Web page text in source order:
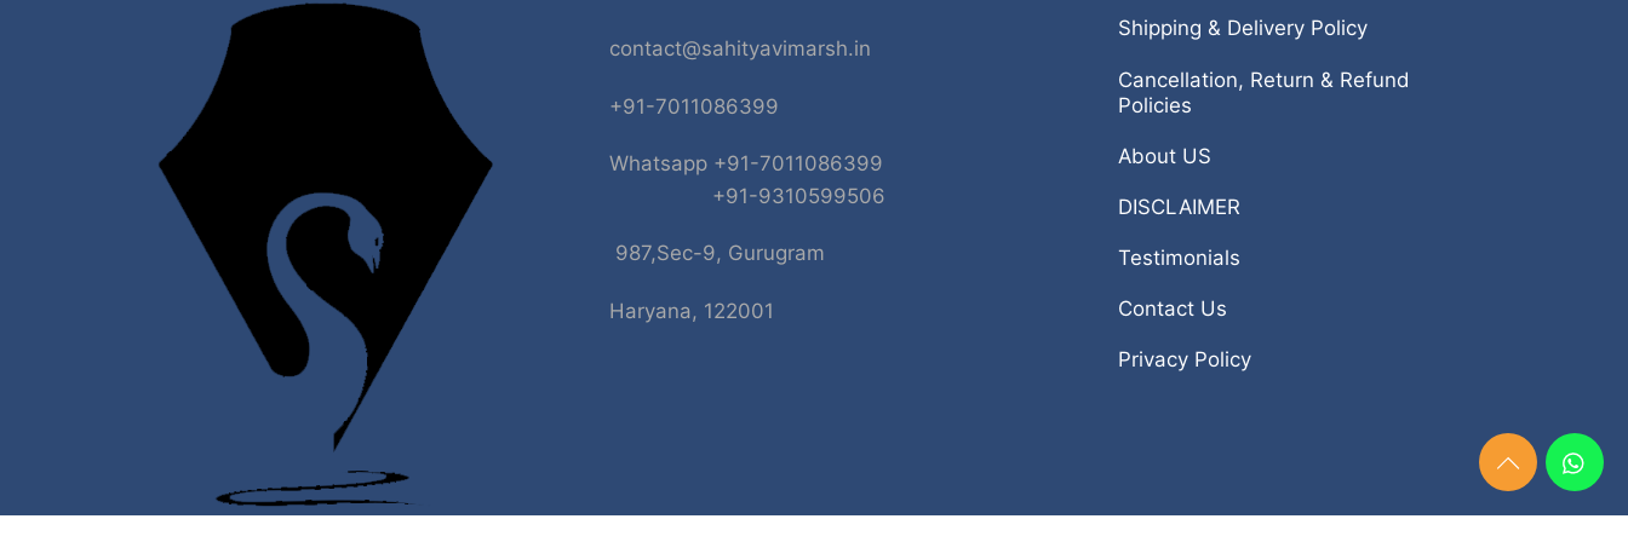
contact@sahityavimarsh.in
+91-7011086399
Whatsapp +91-7011086399
+91-9310599506
987,Sec-9, Gurugram
Haryana, 122001
Need
Help?
Shipping & Delivery Policy
Cancellation, Return & Refund
Policies
About US
DISCLAIMER
Testimonials
Contact Us
Privacy Policy